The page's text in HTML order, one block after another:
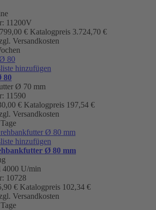
11200V
€ Katalogpreis 3.724,70 €
Versandkosten
hinzufügen
80
Ø 70 mm
11590
€ Katalogpreis 197,54 €
Versandkosten
hinzufügen
Ø 80 mm
4000 U/min
10728
€ Katalogpreis 102,34 €
Versandkosten